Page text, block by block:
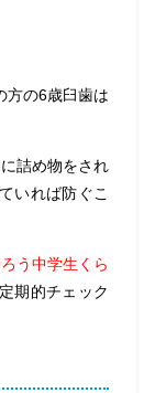
方の6歳臼歯は
詰め物をされ
いれば防ぐこ
う中学生くら
期的チェック